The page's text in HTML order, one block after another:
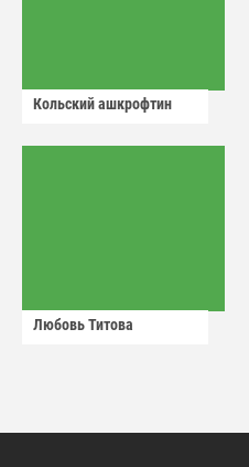
Кольский ашкрофтин
Любовь Титова